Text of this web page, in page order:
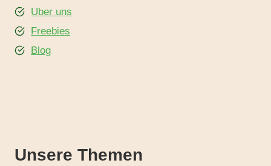
Uber uns
Freebies
Blog
Unsere Themen